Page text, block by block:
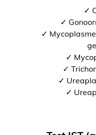
✓
✓
✓
✓
✓
✓
✓